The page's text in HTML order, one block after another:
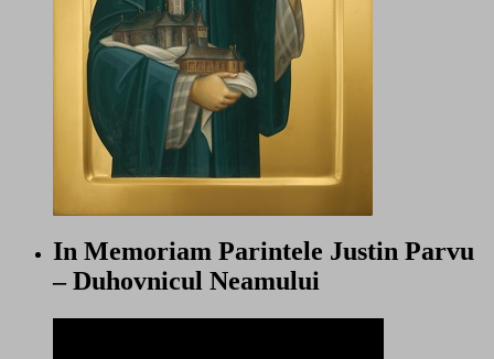
In Memoriam Parintele Justin Parvu
– Duhovnicul Neamului